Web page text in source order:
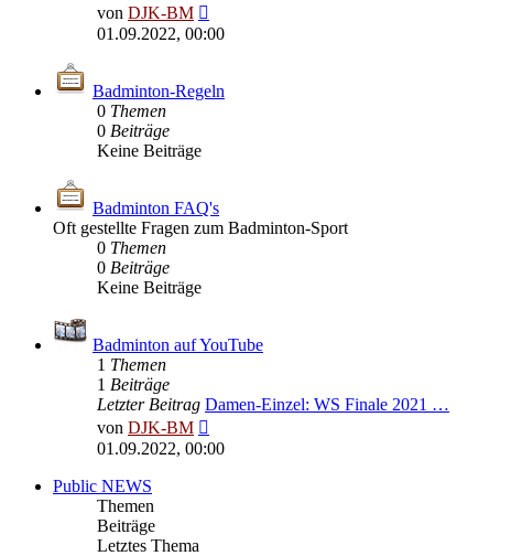
von DJK-BM
Beitrag
01.09.2022, 00:00
Badminton-Regeln
0 Themen
0 Beiträge
Keine Beiträge
Badminton FAQ's
Oft gestellte Fragen zum Badminton-Sport
0 Themen
0 Beiträge
Keine Beiträge
Badminton auf YouTube
1 Themen
1 Beiträge
Letzter Beitrag Damen-Einzel: WS Finale 2021 …
von DJK-BM
Beitrag
01.09.2022, 00:00
Public NEWS
Themen
Beiträge
Letztes Thema